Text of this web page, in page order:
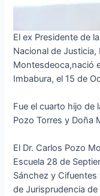
El ex Presidente de
Nacional de Justicia,
Montesdeoca,nació
Imbabura, el 15 de
Fue el cuarto hijo de
Pozo Torres y Doña
El Dr. Carlos Pozo
Escuela 28 de
Sánchez y
de Jurisprudencia